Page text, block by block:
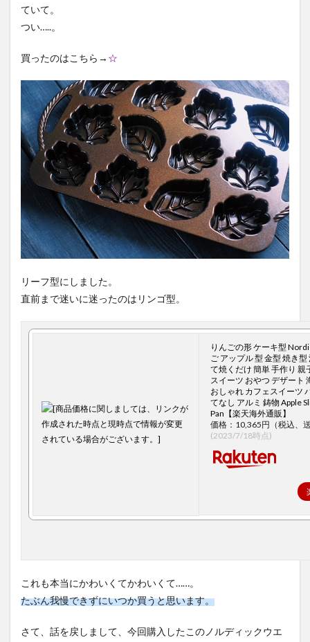
てみ
お茶
間
ていて。
つい…..。
買ったのはこちら→ ☆
リーフ型にしました。
直前まで迷いに迷ったのはリンゴ型。
りんごの形 ケーキ型
ご アップル 型 金型 焼き型
て焼くだけ 簡単 手作り 親
スイーツ おやつ デザート
おしゃれ カフェスイーツ
てなし アルミ 鋳物 Apple
Pan【楽天海外通販】
価格：10,365円（税込、
(2023/7/18時点)
これも本当にかわいくてかわいくて……。
たぶん我慢できずにいつか買うと思います。
さて、話を戻しまして、今回購入したこのノルディックウエ